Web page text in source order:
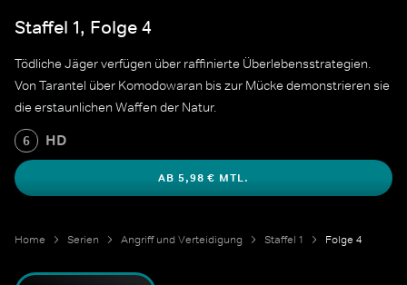
Staffel 1, Folge 4
Tödliche Jäger verfügen über raffinierte Überlebensstrategien.
Von Tarantel über Komodowaran bis zur Mücke demonstrieren sie
die erstaunlichen Waffen der Natur.
6 HD
AB 5,98 € MTL.
Home Serien Angriff und Verteidigung Staffel 1 Folge 4